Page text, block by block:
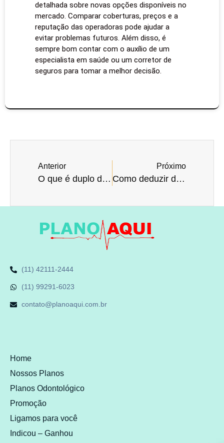
detalhada sobre novas opções disponíveis no
mercado. Comparar coberturas, preços e a
reputação das operadoras pode ajudar a
evitar problemas futuros. Além disso, é
sempre bom contar com o auxílio de um
especialista em saúde ou um corretor de
seguros para tomar a melhor decisão.
Anterior
O que é duplo diagnóstico?
Próximo
Como deduzir despesas médicas no imposto de renda?
(11) 42111-2444
(11) 99291-6023
contato@planoaqui.com.br
Home
Nossos Planos
Planos Odontológico
Promoção
Ligamos para você
Indicou – Ganhou